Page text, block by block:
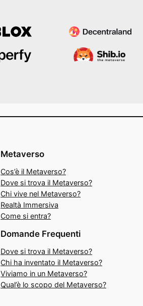
Metaverso
Cos’è il Metaverso?
Dove si trova il Metaverso?
Chi vive nel Metaverso?
Realtà Immersiva
Come si entra?
Domande Frequenti
Dove si trova il Metaverso?
Chi ha inventato il Metaverso?
Viviamo in un Metaverso?
Qual’è lo scopo del Metaverso?